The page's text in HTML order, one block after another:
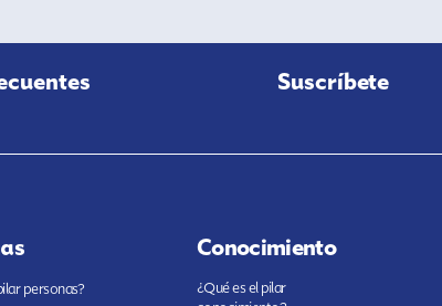
Suscríbete
personas?
Conocimiento
¿Qué es el pilar